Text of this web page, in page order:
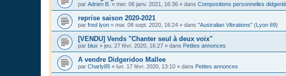
par Adrien B. » mer. 06 janv. 2021, 16:36 » dans Compositions personnelles
reprise saison 2020-2021
par fred lyon » mar. 08 sept. 2020, 16:24 » dans "Australian Vibrations" (Lyon 69)
[VENDU] Vends "Chanter seul à deux voix"
par blux » jeu. 27 févr. 2020, 16:27 » dans Petites annonces
A vendre Didgeridoo Mallee
par Charly85 » lun. 17 févr. 2020, 13:10 » dans Petites annonces